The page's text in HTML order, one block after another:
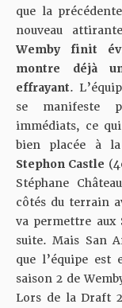
que la
nouveau
Wemby finit
montre déjà
effrayant.
se manifeste
immédiats, ce
bien placée à
Stephon Castle
Stéphane
côtés du terrain
va permettre aux
suite. Mais San
que l’équipe est
saison 2 de
Lors de la Draft